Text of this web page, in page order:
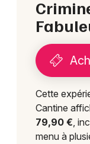
Cette
Cantine
79,90 €,
menu à